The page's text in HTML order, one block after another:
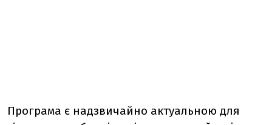
Програма є надзвичайно актуальною для